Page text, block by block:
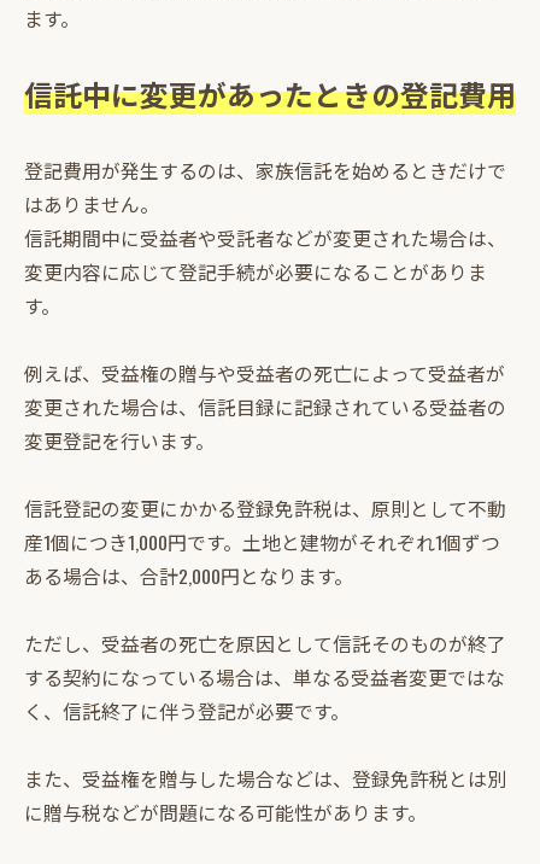
ます。
信託中に変更があったときの登記費用
登記費用が発生するのは、家族信託を始めるときだけで
はありません。
信託期間中に受益者や受託者などが変更された場合は、
変更内容に応じて登記手続が必要になることがありま
す。
例えば、受益権の贈与や受益者の死亡によって受益者が
変更された場合は、信託目録に記録されている受益者の
変更登記を行います。
信託登記の変更にかかる登録免許税は、原則として不動
産1個につき1,000円です。土地と建物がそれぞれ1個ずつ
ある場合は、合計2,000円となります。
ただし、受益者の死亡を原因として信託そのものが終了
する契約になっている場合は、単なる受益者変更ではな
く、信託終了に伴う登記が必要です。
また、受益権を贈与した場合などは、登録免許税とは別
に贈与税などが問題になる可能性があります。